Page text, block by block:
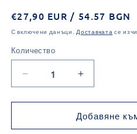
Обичайна
цена
€27,90 EUR / 54.57 BGN
С включени данъци.Доставката се
Количество
Количество
Намаляване
на
количеството
Кутия
Увеличаване
на
за
Кутия
Добавяне